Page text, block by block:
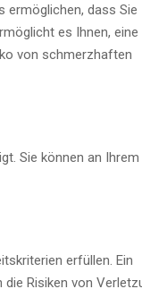
ermöglichen, dass Sie
es Ihnen, eine
von schmerzhaften
Sie können an
erfüllen. Ein
Risiken von